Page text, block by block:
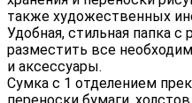
также художественных
Удобная, стильная папка
разместить все
и аксессуары.
Сумка с 1 отделением